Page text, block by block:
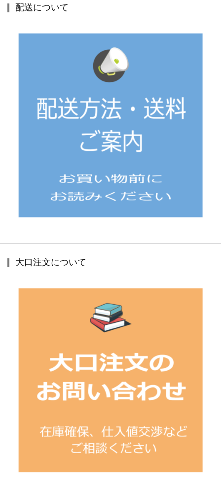
配送について
大口注文について